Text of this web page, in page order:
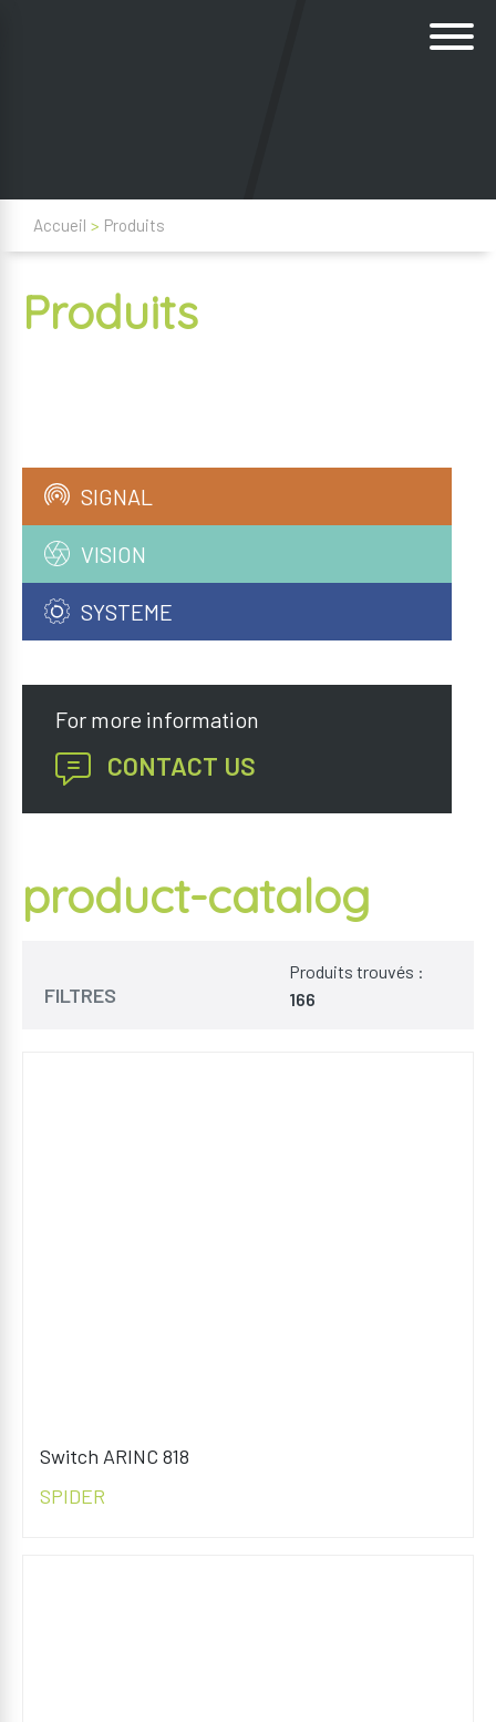
Accueil > Produits
Produits
SIGNAL
Plateformes
VISION
Plateformes
SYSTEME
For more information
CONTACT US
product-catalog
FILTRES
Produits trouvés :
166
Switch ARINC 818
SPIDER